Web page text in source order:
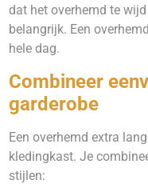
dat het overhemd te
belangrijk. Een
hele dag.
Combineer
garderobe
Een overhemd extra
kledingkast. Je
stijlen: